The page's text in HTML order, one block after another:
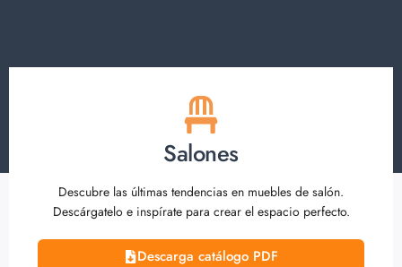
Salones
Descubre las últimas tendencias en muebles de salón.
Descárgatelo e inspírate para crear el espacio perfecto.
Descarga catálogo PDF